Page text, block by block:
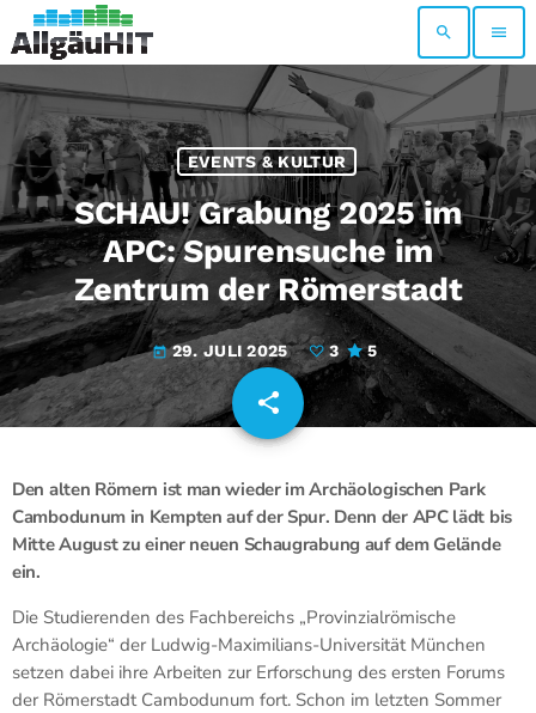
search menu
EVENTS & KULTUR
SCHAU! Grabung 2025 im
APC: Spurensuche im
Zentrum der Römerstadt
today 29. JULI 2025 3 5
share
email
Den alten Römern ist man wieder im Archäologischen Park
Cambodunum in Kempten auf der Spur. Denn der APC lädt bis
Mitte August zu einer neuen Schaugrabung auf dem Gelände
ein.
Die Studierenden des Fachbereichs „Provinzialrömische
Archäologie“ der Ludwig-Maximilians-Universität München
setzen dabei ihre Arbeiten zur Erforschung des ersten Forums
der Römerstadt Cambodunum fort. Schon im letzten Sommer